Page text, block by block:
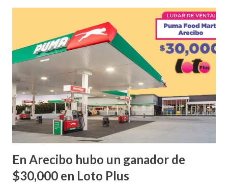
ganador fue vendido en la farmacia Yarimar de la
Urbanización Las Lomas en el Municipio de San Juan
¡Enhorabuena que lo disfrute!
...
En Arecibo hubo un ganador de
$30,000 en Loto Plus